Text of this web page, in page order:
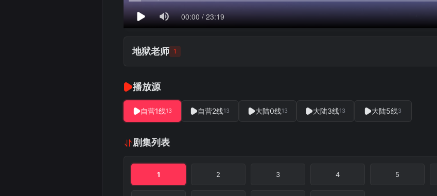
地狱老师 1
播放源
自营1线13 自营2线13 大陆0线13 大陆3线13 大陆5线3
剧集列表
1 2 3 4 5